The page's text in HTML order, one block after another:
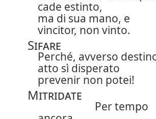
cade estinto,
ma di sua mano, e
vincitor, non vinto.
Sifare
Perché, avverso
atto sì disperato
prevenir non potei!
Mitridate
Per tempo